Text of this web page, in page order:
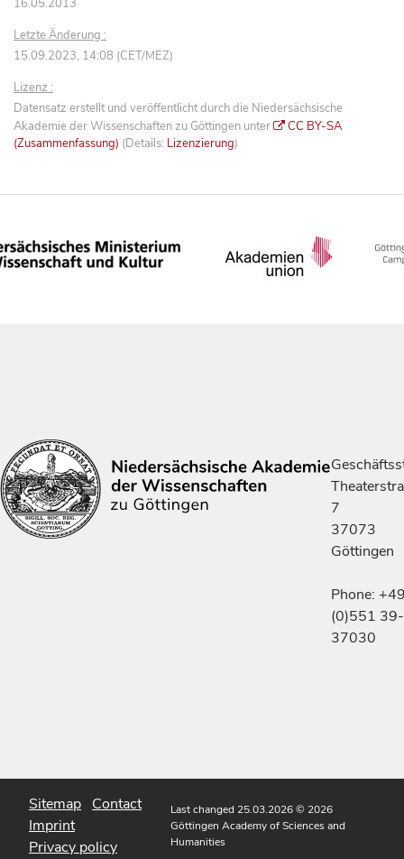
16.05.2013
Letzte Änderung :
15.09.2023, 14:08 (CET/MEZ)
Lizenz :
Datensatz erstellt und veröffentlicht durch die Niedersächsische
Akademie der Wissenschaften zu Göttingen unter
CC BY-SA
(Zusammenfassung) (Details: Lizenzierung)
7
37073
Göttingen
Phone:
(0)551 39-
37030
Sitemap Contact
Imprint
Privacy policy
Last changed 25.03.2026© 2026
Göttingen Academy of Sciences and
Humanities